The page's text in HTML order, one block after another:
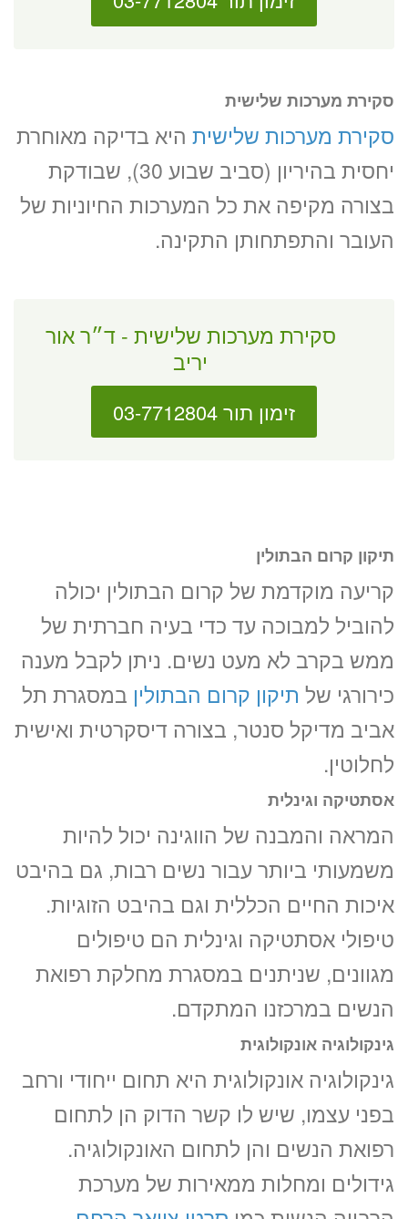
סקירת מערכות שלישית
סקירת מערכות שלישית היא בדיקה מאוחרת
יחסית בהיריון (סביב שבוע 30), שבודקת
בצורה מקיפה את כל המערכות החיוניות של
העובר והתפתחותן התקינה.
סקירת מערכות שלישית - ד״ר אור
יריב
זימון תור 03-7712804
תיקון קרום הבתולין
קריעה מוקדמת של קרום הבתולין יכולה
להוביל למבוכה עד כדי בעיה חברתית של
ממש בקרב לא מעט נשים. ניתן לקבל מענה
כירורגי של תיקון קרום הבתולין במסגרת תל
אביב מדיקל סנטר, בצורה דיסקרטית ואישית
לחלוטין.
אסתטיקה וגינלית
המראה והמבנה של הווגינה יכול להיות
משמעותי ביותר עבור נשים רבות, גם בהיבט
איכות החיים הכללית וגם בהיבט הזוגיות.
טיפולי אסתטיקה וגינלית הם טיפולים
מגוונים, שניתנים במסגרת מחלקת רפואת
הנשים במרכזנו המתקדם.
גינקולוגיה אונקולוגית
גינקולוגיה אונקולוגית היא תחום ייחודי ורחב
בפני עצמו, שיש לו קשר הדוק הן לתחום
רפואת הנשים והן לתחום האונקולוגיה.
גידולים ומחלות ממאירות של מערכת